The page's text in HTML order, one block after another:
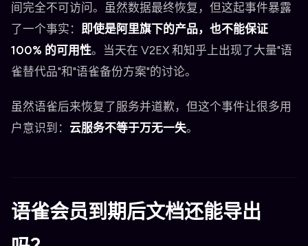
间完全不可访问。虽然数据最终恢复，但这起事件暴露
了一个事实： 即使是阿里旗下的产品，也不能保证
100% 的可用性。当天在 V2EX 和知乎上出现了大量"语
雀替代品"和"语雀备份方案"的讨论。
虽然语雀后来恢复了服务并道歉，但这个事件让很多用
户意识到： 云服务不等于万无一失。
语雀会员到期后文档还能导出